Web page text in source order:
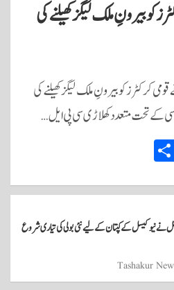
کو بیرونِ ملک لیگز کھیلنے کی
کرکٹرز کو بیرونِ ملک لیگز کھیلنے کی
کے تحت متعدد کھلاڑی سی پی ایل…
re
نے نیو کیسل کے کپتان کے لیے نئی بولی کی تیاری شروع
Tashakur